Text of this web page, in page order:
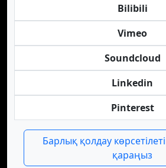
Bilibili
Vimeo
Soundcloud
Linkedin
Pinterest
Барлық қолдау
қараңыз